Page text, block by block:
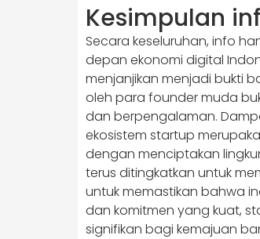
Kesimpulan
Secara keseluruhan, info
depan ekonomi digital
menjanjikan menjadi bukti
oleh para founder muda
dan berpengalaman.
ekosistem startup
dengan menciptakan
terus ditingkatkan untuk
untuk memastikan bahwa
dan komitmen yang kuat,
signifikan bagi kemajuan